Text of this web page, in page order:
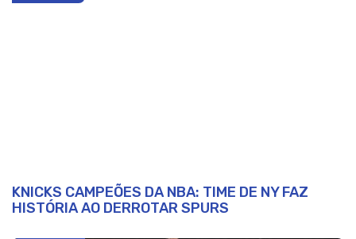
KNICKS CAMPEÕES DA NBA: TIME DE NY FAZ
HISTÓRIA AO DERROTAR SPURS